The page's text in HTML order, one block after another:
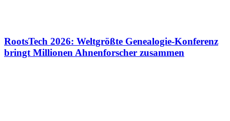
RootsTech 2026: Weltgrößte Genealogie-Konferenz
bringt Millionen Ahnenforscher zusammen